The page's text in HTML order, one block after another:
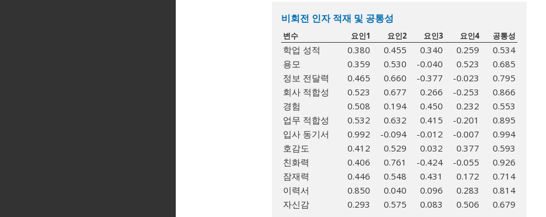
비회전 인자 적재 및 공통성
변수 요인1 요인2 요인3 요인4 공통성
학업 성적 0.380 0.455 0.340 0.259
0.534
용모
0.359 0.530 -0.040 0.523
0.685
정보 전달력
0.465 0.660 -0.377 -0.023
0.795
회사 적합성
0.523 0.677 0.266 -0.253
0.866
경험
0.508 0.194 0.450 0.232
0.553
업무 적합성
0.532 0.632 0.415 -0.201
0.895
입사 동기서
0.992 -0.094 -0.012 -0.007
0.994
호감도
0.412 0.529 0.032 0.377
0.593
친화력
0.406 0.761 -0.424 -0.055
0.926
잠재력
0.446 0.548 0.431 0.172
0.714
이력서
0.850 0.040 0.096 0.283
0.814
자신감
0.293 0.575 0.083 0.506 0.679